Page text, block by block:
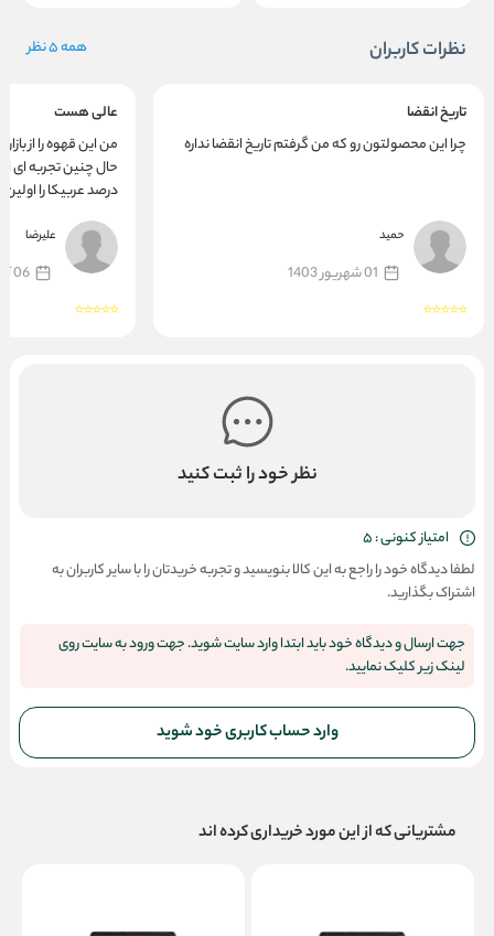
نظرات کاربران همه 5 نظر
تاریخ انقضا
چرا این محصولتون رو که من گرفتم تاریخ انقضا نداره
حمید
01 شهریور 1403
عالی هست
من این قهوه را از
حال چنين تجربه ای
درصد عربیکا را
کردم که برایم
علیرضا
06 آذر 1402
نظر خود را ثبت کنید
امتیاز کنونی : 5
لطفا دیدگاه خود را راجع به این کالا بنویسید و تجربه خریدتان را با سایر کاربران به
اشتراک بگذارید.
جهت ارسال و دیدگاه خود باید ابتدا وارد سایت شوید. جهت ورود به سایت روی
لینک زیر کلیک نمایید.
وارد حساب کاربری خود شوید
مشتریانی که از این مورد خریداری کرده اند